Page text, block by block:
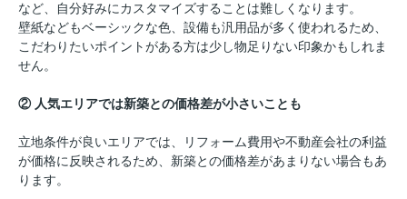
など、自分好みにカスタマイズすることは難しくなります。
壁紙などもベーシックな色、設備も汎用品が多く使われるため、
こだわりたいポイントがある方は少し物足りない印象かもしれま
せん。
② 人気エリアでは新築との価格差が小さいことも
立地条件が良いエリアでは、リフォーム費用や不動産会社の利益
が価格に反映されるため、新築との価格差があまりない場合もあ
ります。